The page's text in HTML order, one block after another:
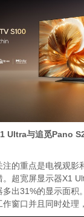
Ultra与追觅Pano
注的重点是电视观影
超宽屏显示器X1
出31%的显示面积
窗口并且同时处理